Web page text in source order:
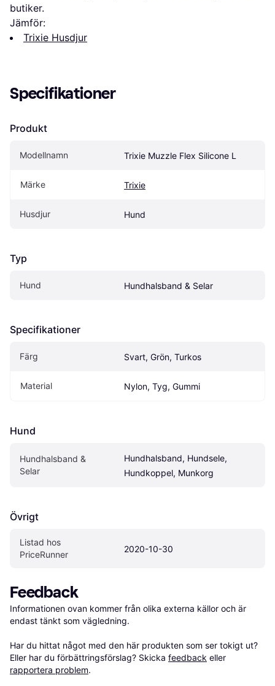
butiker.
Jämför:
Trixie Husdjur
Specifikationer
Produkt
Modellnamn Trixie Muzzle Flex Silicone L
Märke Trixie
Husdjur Hund
Typ
Hund Hundhalsband & Selar
Specifikationer
Färg Svart, Grön, Turkos
Material Nylon, Tyg, Gummi
Hund
Hundhalsband &
Selar
Hundhalsband, Hundsele,
Hundkoppel, Munkorg
Övrigt
Listad hos
PriceRunner
2020-10-30
Feedback
Informationen ovan kommer från olika externa källor och är
endast tänkt som vägledning.
Har du hittat något med den här produkten som ser tokigt ut?
Eller har du förbättringsförslag? Skicka feedback eller
rapportera problem.